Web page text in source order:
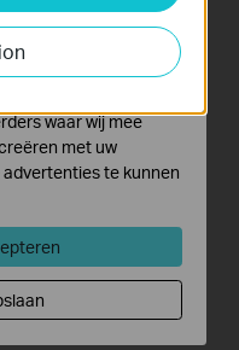
to turn a router
en zo de
te passen en te
waar wij mee
met uw
te kunnen